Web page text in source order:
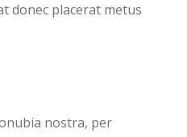
donec placerat metus
nostra, per